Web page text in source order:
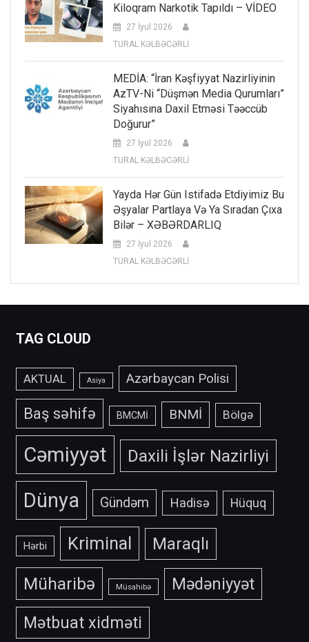
Kiloqram Narkotik Tapıldı – VİDEO
27 İyul 2026
TURAL KƏLBƏCƏRLİ
MEDİA: “İran Kəşfiyyat Nazirliyinin
AzTV-Ni “düşmən Media Qurumları”
Siyahısına Daxil Etməsi Təəccüb
Doğurur”
27 İyul 2026
TURAL KƏLBƏCƏRLİ
Yayda Hər Gün Istifadə Etdiyimiz Bu
Əşyalar Partlaya Və Ya Sıradan Çıxa
Bilər – XƏBƏRDARLIQ
27 İyul 2026
TURAL KƏLBƏCƏRLİ
TAG CLOUD
AKTUAL Asiya Azərbaycan Polisi
Baş səhifə BMCMİ BNMİ Bölgə
Cəmiyyət Daxili İşlər Nazirliyi
Dünya Gündəm Hadisə Hüquq
Hərbi Kriminal Maraqlı
Müharibə Müsahibə
Mədəniyyət
Mətbuat xidməti